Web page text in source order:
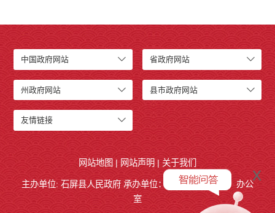
中国政府网站 省政府网站
州政府网站 县市政府网站
友情链接
网站地图 | 网站声明 | 关于我们
主办单位: 石屏县人民政府 承办单位： 石屏县人民政府 办公
室
x